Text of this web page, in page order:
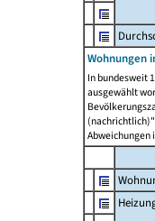
Wohnungen
In bundesweit
ausgewählt
Abweichungen